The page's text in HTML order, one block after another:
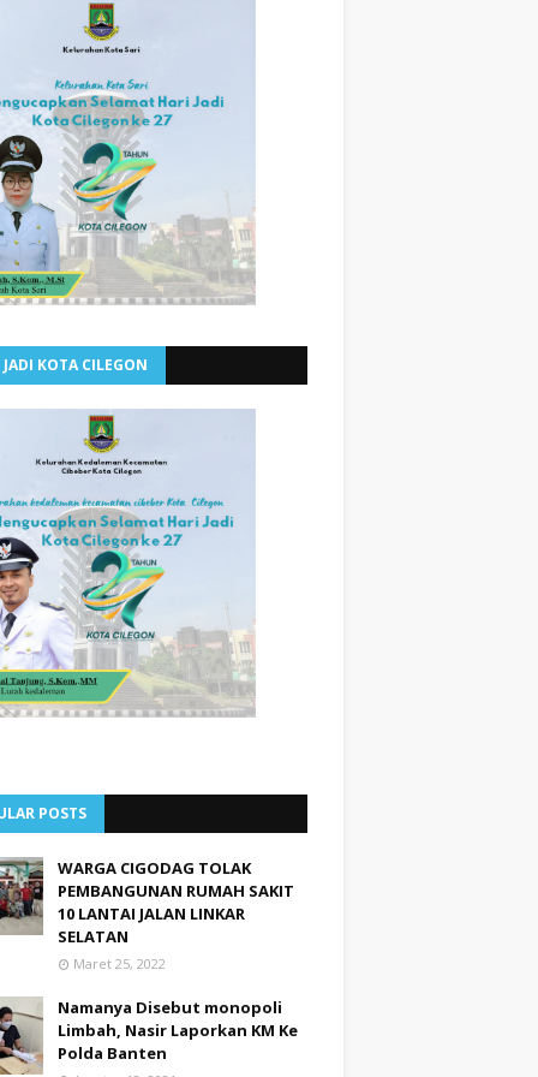
KOTA CILEGON
POSTS
WARGA CIGODAG TOLAK
PEMBANGUNAN RUMAH SAKIT
10 LANTAI JALAN LINKAR
SELATAN
Maret 25, 2022
Namanya Disebut monopoli
Limbah, Nasir Laporkan KM Ke
Polda Banten